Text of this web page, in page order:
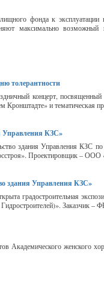
фонда к
максимально возможный
толерантности
концерт,
и тематическая
Управления КЗС»
здания Управления КЗС
Проектировщик –
здания Управления КЗС»
градостроительная
Заказчик
женского